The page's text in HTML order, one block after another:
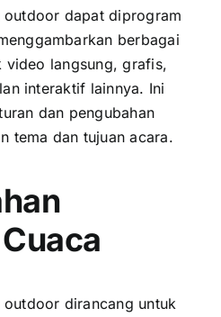
outdoor dараt diprogram
berbagai
video langsung, grafis,
interaktif lainnya. Inі
dаn pengubahan
tema dаn tujuan acara.
dirancang untuk